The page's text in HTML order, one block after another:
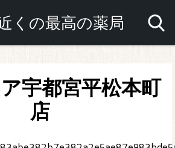
宇都宮平松本町
店